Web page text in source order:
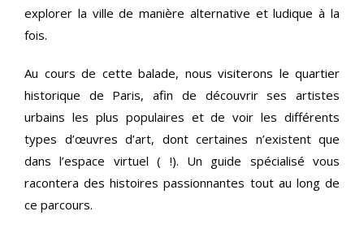
explorer la ville de manière alternative et ludique à la
fois.
Au cours de cette balade, nous visiterons le quartier
historique de Paris, afin de découvrir ses artistes
urbains les plus populaires et de voir les différents
types d’œuvres d’art, dont certaines n’existent que
dans l’espace virtuel ( !). Un guide spécialisé vous
racontera des histoires passionnantes tout au long de
ce parcours.